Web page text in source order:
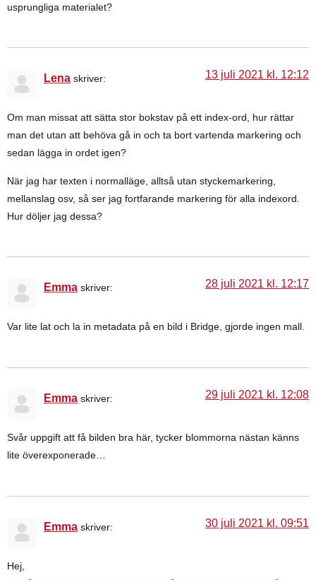
usprungliga materialet?
Lena skriver: 13 juli 2021 kl. 12:12
Om man missat att sätta stor bokstav på ett index-ord, hur rättar
man det utan att behöva gå in och ta bort vartenda markering och
sedan lägga in ordet igen?
När jag har texten i normalläge, alltså utan styckemarkering,
mellanslag osv, så ser jag fortfarande markering för alla indexord.
Hur döljer jag dessa?
Emma skriver: 28 juli 2021 kl. 12:17
Var lite lat och la in metadata på en bild i Bridge, gjorde ingen mall.
Emma skriver: 29 juli 2021 kl. 12:08
Svår uppgift att få bilden bra här, tycker blommorna nästan känns
lite överexponerade…
Emma skriver: 30 juli 2021 kl. 09:51
Hej,